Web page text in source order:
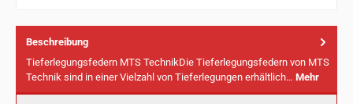
Beschreibung
Tieferlegungsfedern MTS TechnikDie Tieferlegungsfedern von MTS
Technik sind in einer Vielzahl von Tieferlegungen erhältlich… Mehr